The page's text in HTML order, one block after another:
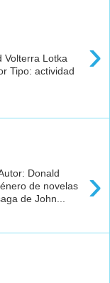
›
Volterra Lotka
Tipo: actividad
›
Donald
de novelas
de John...